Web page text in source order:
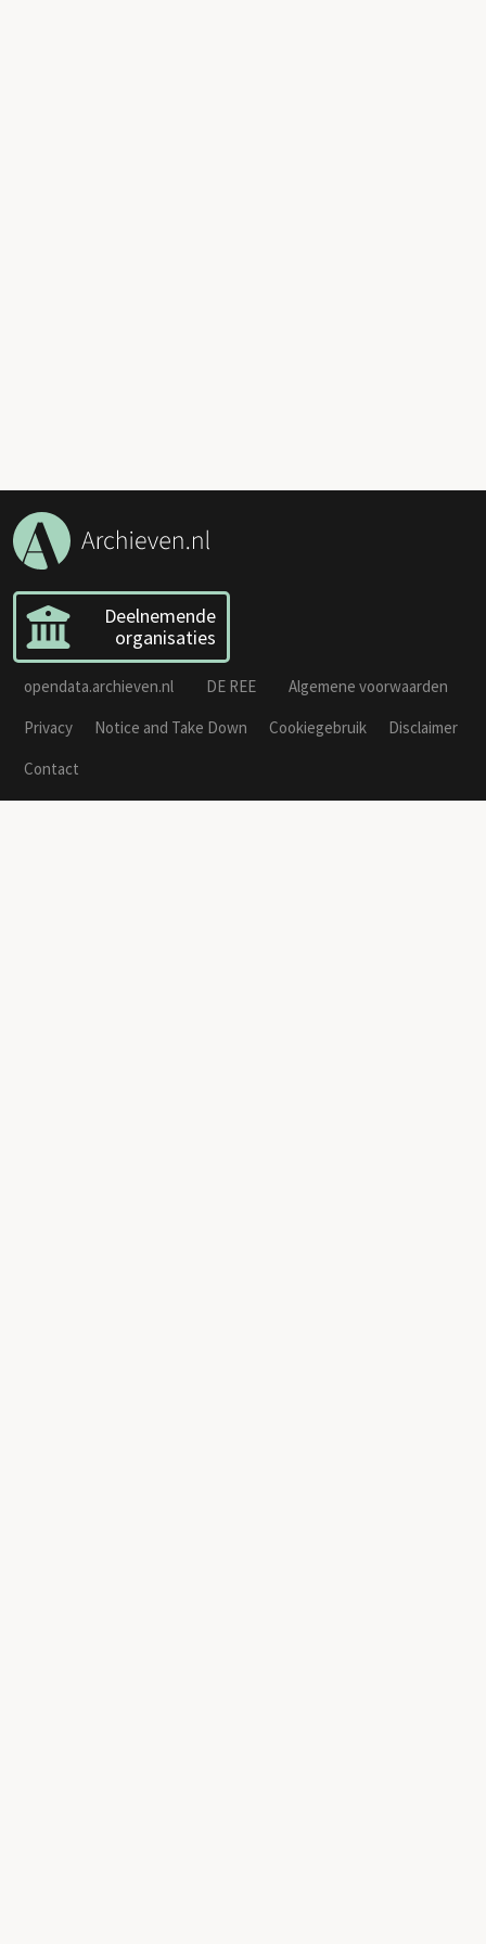
Deelnemende
organisaties
opendata.archieven.nl DE REE
Algemene voorwaarden
Privacy
Notice and Take Down Cookiegebruik
Disclaimer
Contact